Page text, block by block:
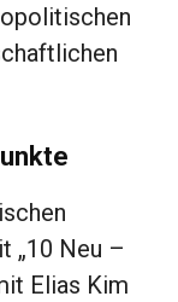
„10 Neu –
Elias Kim